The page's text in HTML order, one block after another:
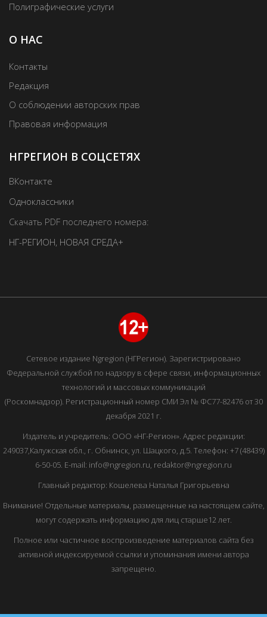
Полиграфические услуги
О НАС
Контакты
Редакция
О соблюдении авторских прав
Правовая информация
НГРЕГИОН В СОЦСЕТЯХ
ВКонтакте
Одноклассники
Скачать PDF последнего номера:
НГ-РЕГИОН, НОВАЯ СРЕДА+
Сетевое издание Ngregion (НГРегион). Зарегистрировано
Федеральной службой по надзору в сфере связи, информационных
технологий и массовых коммуникаций
(Роскомнадзор). Регистрационный номер СМИ Эл № ФС77-82476 от 30
декабря 2021 г.
Издатель и учредитель: ООО «НГ-Регион». Адрес редакции:
249037,Калужская обл., г. Обнинск, ул. Шацкого, д.5. Телефон: +7 (48439)
6-50-05. E-mail: info@ngregion.ru, redaktor@ngregion.ru
Главный редактор: Кошелева Наталья Григорьевна
Внимание! Отдельные материалы, размещенные на настоящем сайте,
могут содержать информацию для лиц старше12 лет.
Полное или частичное воспроизведение материалов сайта без
активной индексируемой ссылки и упоминания имени автора
запрещено.